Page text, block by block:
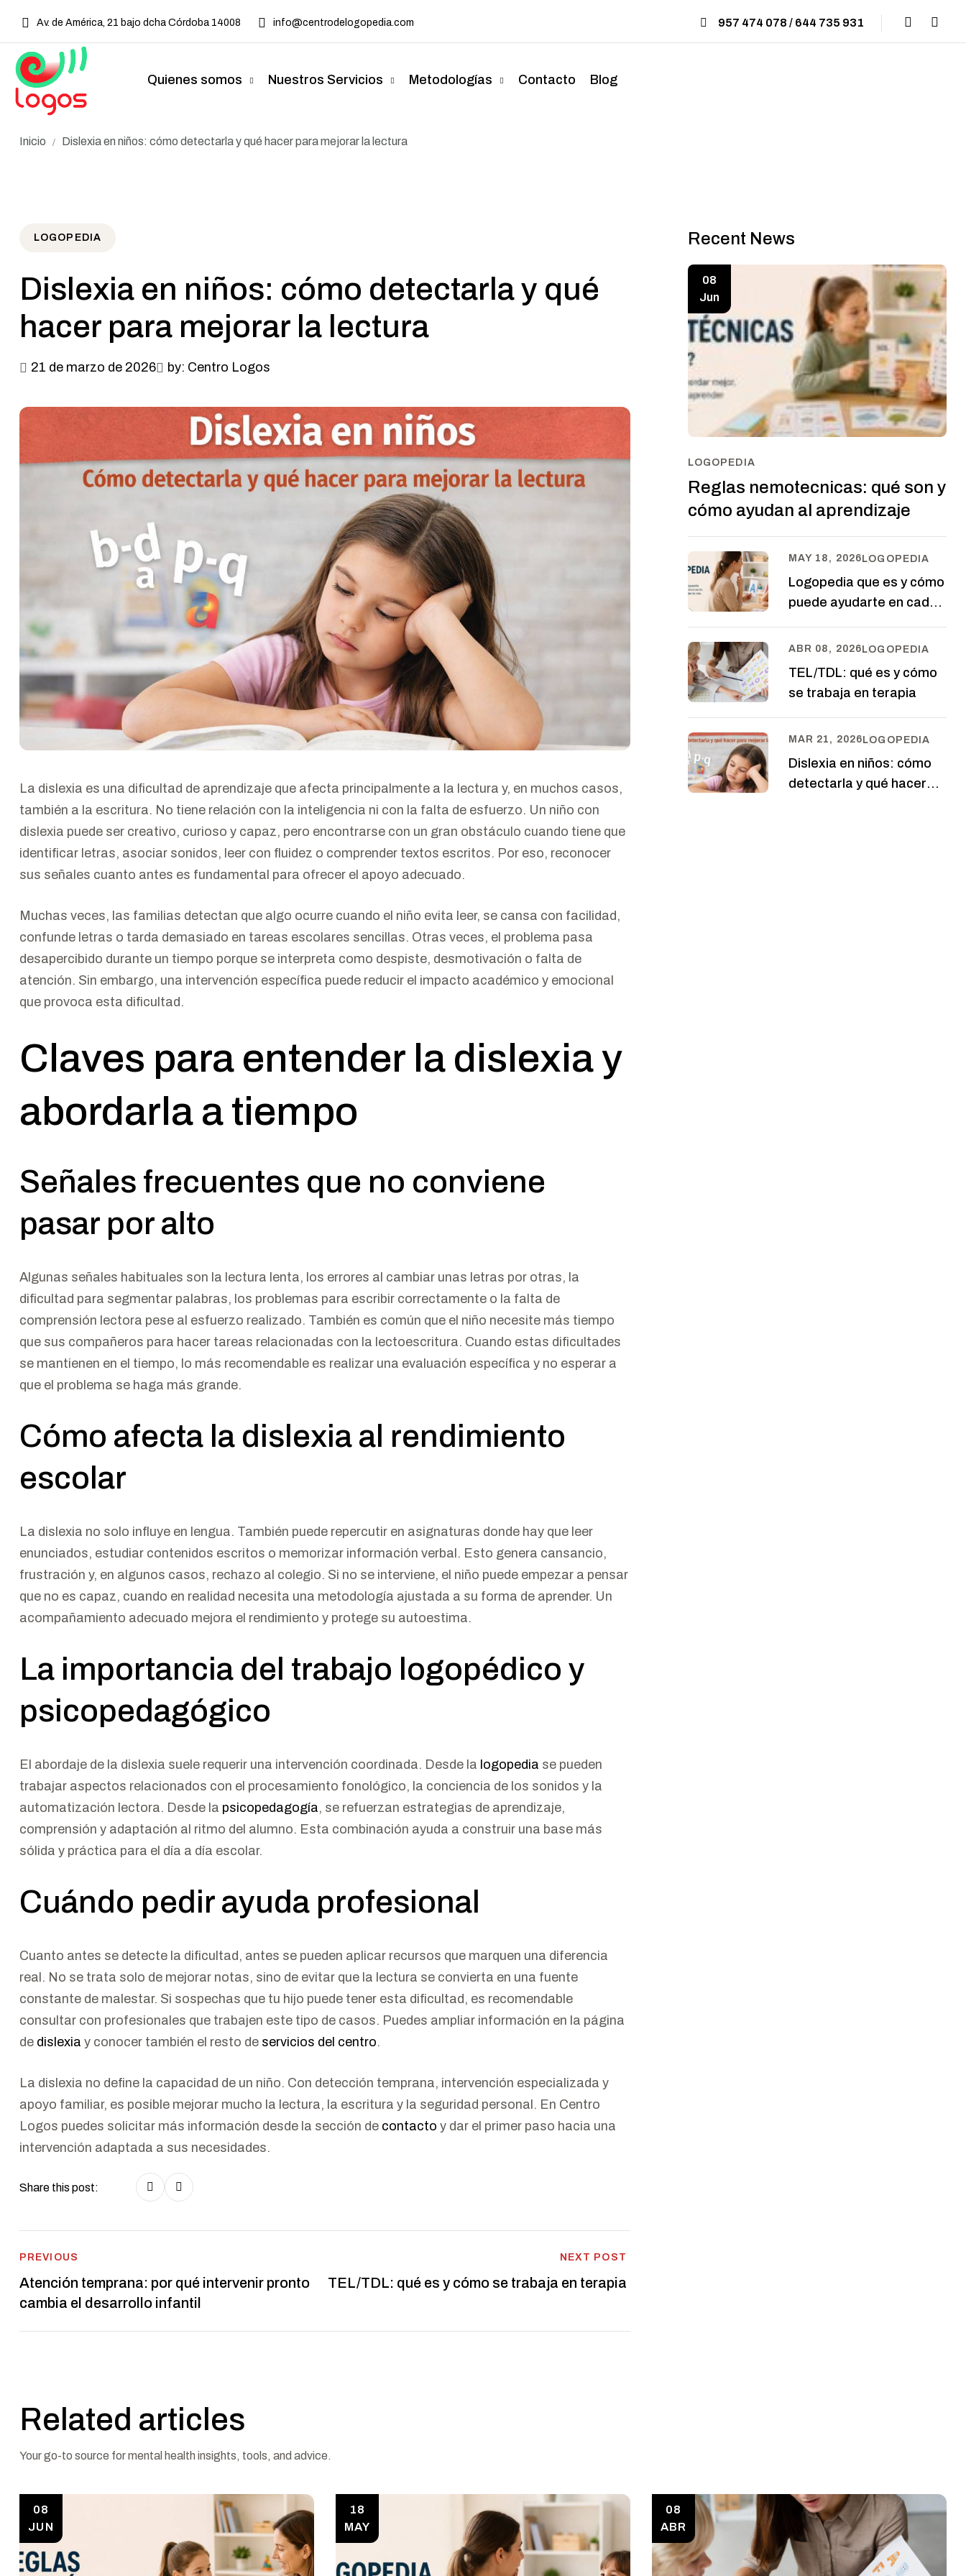
Av. de América, 21 bajo dcha Córdoba 14008 info@centrodelogopedia.com 957 474 078 / 644 735 931
Quienes somos Nuestros Servicios Metodologías Contacto Blog
Inicio / Dislexia en niños: cómo detectarla y qué hacer para mejorar la lectura
LOGOPEDIA
Dislexia en niños: cómo detectarla y qué
hacer para mejorar la lectura
21 de marzo de 2026 by: Centro Logos
La dislexia es una dificultad de aprendizaje que afecta principalmente a la lectura y, en muchos casos,
también a la escritura. No tiene relación con la inteligencia ni con la falta de esfuerzo. Un niño con
dislexia puede ser creativo, curioso y capaz, pero encontrarse con un gran obstáculo cuando tiene que
identificar letras, asociar sonidos, leer con fluidez o comprender textos escritos. Por eso, reconocer
sus señales cuanto antes es fundamental para ofrecer el apoyo adecuado.
Muchas veces, las familias detectan que algo ocurre cuando el niño evita leer, se cansa con facilidad,
confunde letras o tarda demasiado en tareas escolares sencillas. Otras veces, el problema pasa
desapercibido durante un tiempo porque se interpreta como despiste, desmotivación o falta de
atención. Sin embargo, una intervención específica puede reducir el impacto académico y emocional
que provoca esta dificultad.
Claves para entender la dislexia y
abordarla a tiempo
Señales frecuentes que no conviene
pasar por alto
Algunas señales habituales son la lectura lenta, los errores al cambiar unas letras por otras, la
dificultad para segmentar palabras, los problemas para escribir correctamente o la falta de
comprensión lectora pese al esfuerzo realizado. También es común que el niño necesite más tiempo
que sus compañeros para hacer tareas relacionadas con la lectoescritura. Cuando estas dificultades
se mantienen en el tiempo, lo más recomendable es realizar una evaluación específica y no esperar a
que el problema se haga más grande.
Cómo afecta la dislexia al rendimiento
escolar
La dislexia no solo influye en lengua. También puede repercutir en asignaturas donde hay que leer
enunciados, estudiar contenidos escritos o memorizar información verbal. Esto genera cansancio,
frustración y, en algunos casos, rechazo al colegio. Si no se interviene, el niño puede empezar a pensar
que no es capaz, cuando en realidad necesita una metodología ajustada a su forma de aprender. Un
acompañamiento adecuado mejora el rendimiento y protege su autoestima.
La importancia del trabajo logopédico y
psicopedagógico
El abordaje de la dislexia suele requerir una intervención coordinada. Desde la logopedia se pueden
trabajar aspectos relacionados con el procesamiento fonológico, la conciencia de los sonidos y la
automatización lectora. Desde la psicopedagogía, se refuerzan estrategias de aprendizaje,
comprensión y adaptación al ritmo del alumno. Esta combinación ayuda a construir una base más
sólida y práctica para el día a día escolar.
Cuándo pedir ayuda profesional
Cuanto antes se detecte la dificultad, antes se pueden aplicar recursos que marquen una diferencia
real. No se trata solo de mejorar notas, sino de evitar que la lectura se convierta en una fuente
constante de malestar. Si sospechas que tu hijo puede tener esta dificultad, es recomendable
consultar con profesionales que trabajen este tipo de casos. Puedes ampliar información en la página
de dislexia y conocer también el resto de servicios del centro.
La dislexia no define la capacidad de un niño. Con detección temprana, intervención especializada y
apoyo familiar, es posible mejorar mucho la lectura, la escritura y la seguridad personal. En Centro
Logos puedes solicitar más información desde la sección de contacto y dar el primer paso hacia una
intervención adaptada a sus necesidades.
Share this post:
Post
navigation
PREVIOUS
Atención temprana: por qué intervenir pronto
cambia el desarrollo infantil
NEXT POST
TEL/TDL: qué es y cómo se trabaja en terapia
Recent News
08
Jun
LOGOPEDIA
Reglas nemotecnicas: qué son y
cómo ayudan al aprendizaje
MAY 18, 2026 LOGOPEDIA
Logopedia que es y cómo
puede ayudarte en cada
ABR 08, 2026 LOGOPEDIA
TEL/TDL: qué es y cómo
se trabaja en terapia
MAR 21, 2026 LOGOPEDIA
Dislexia en niños: cómo
detectarla y qué hacer
Related articles
Your go-to source for mental health insights, tools, and advice.
08
JUN
18
MAY
08
ABR